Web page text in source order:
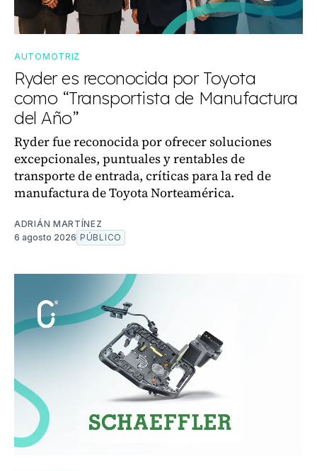
AUTOMOTRIZ
Ryder es reconocida por Toyota
como “Transportista de Manufactura
del Año”
Ryder fue reconocida por ofrecer soluciones
excepcionales, puntuales y rentables de
transporte de entrada, críticas para la red de
manufactura de Toyota Norteamérica.
ADRIÁN MARTÍNEZ
6 agosto 2026 PÚBLICO